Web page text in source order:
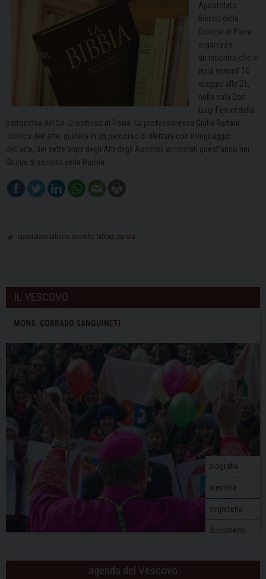
Apostolato
Biblico della
Diocesi di Pavia
organizza
un incontro che si
terrà venerdì 10
maggio alle 21,
nella sala Don
Luigi Ferrari della
parrocchia del Ss. Crocifisso di Pavia. La professoressa Giulia Reitani,
storica dell’arte, guiderà in un percorso di rilettura con il linguaggio
dell’arte, dei sette brani degli Atti degli Apostoli accostati quest’anno nei
Gruppi di ascolto della Parola.
apostolato biblico ascolto bibbia parola
IL VESCOVO
MONS. CORRADO SANGUINETI
biografia
stemma
segreteria
documenti
agenda del Vescovo